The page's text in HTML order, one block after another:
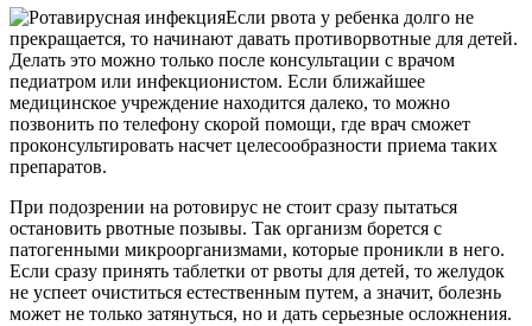
Если рвота у ребенка долго не
прекращается, то начинают давать противорвотные для детей.
Делать это можно только после консультации с врачом
педиатром или инфекционистом. Если ближайшее
медицинское учреждение находится далеко, то можно
позвонить по телефону скорой помощи, где врач сможет
проконсультировать насчет целесообразности приема таких
препаратов.
При подозрении на ротовирус не стоит сразу пытаться
остановить рвотные позывы. Так организм борется с
патогенными микроорганизмами, которые проникли в него.
Если сразу принять таблетки от рвоты для детей, то желудок
не успеет очиститься естественным путем, а значит, болезнь
может не только затянуться, но и дать серьезные осложнения.